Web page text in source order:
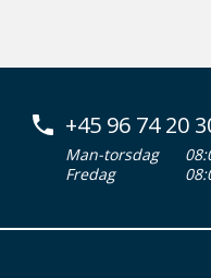
+45 96 74 20
Man-torsdag
Fredag